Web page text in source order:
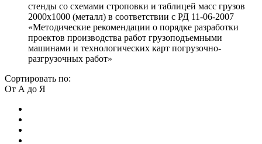
стенды со схемами строповки и таблицей масс грузов
2000х1000 (металл) в соответствии с РД 11-06-2007
«Методические рекомендации о порядке разработки
проектов производства работ грузоподъемными
машинами и технологических карт погрузочно-
разгрузочных работ»
Сортировать по:
От А до Я